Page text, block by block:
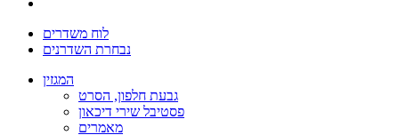
לוח משדרים
נבחרת השדרנים
המגזין
גבעת חלפון, הסרט
פסטיבל שירי דיכאון
מאמרים